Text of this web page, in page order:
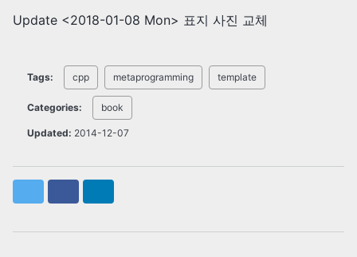
Update <2018-01-08 Mon> 표지 사진 교체
Tags: cpp metaprogramming template
Categories: book
Updated: 2014-12-07